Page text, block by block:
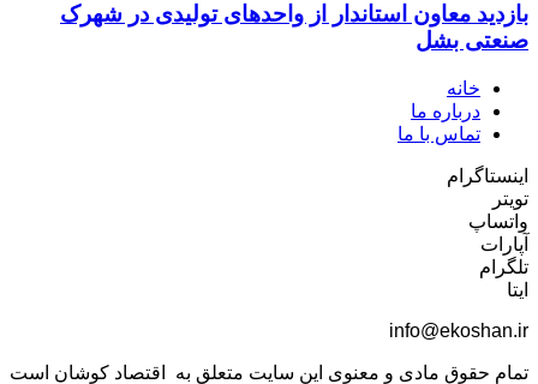
بازدید معاون استاندار از واحدهای تولیدی در شهرک
صنعتی بشل
خانه
درباره ما
تماس با ما
اینستاگرام
تویتر
واتساپ
آپارات
تلگرام
ایتا
info@ekoshan.ir
تمام حقوق مادی و معنوی این سایت متعلق به اقتصاد کوشان است